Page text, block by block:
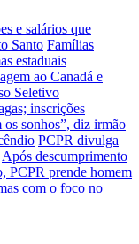
e salários que
Santo Famílias
estaduais
ao Canadá e
Seletivo
inscrições
sonhos”, diz irmão
PCPR divulga
Após descumprimento
PCPR prende homem
com o foco no